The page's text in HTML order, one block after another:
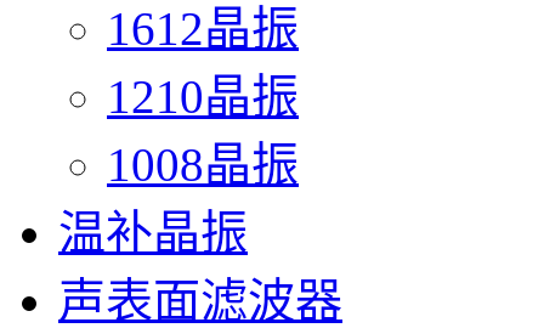
1612晶振
1210晶振
1008晶振
温补晶振
声表面滤波器